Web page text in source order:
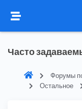
Часто
Форумы
Остальное